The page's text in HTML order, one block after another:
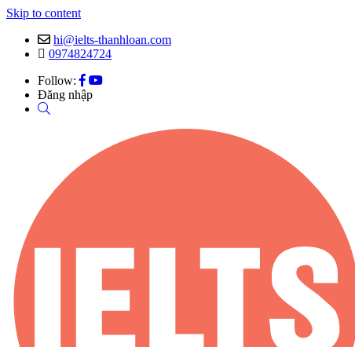
Skip to content
hi@ielts-thanhloan.com
0974824724
Follow:
Đăng nhập